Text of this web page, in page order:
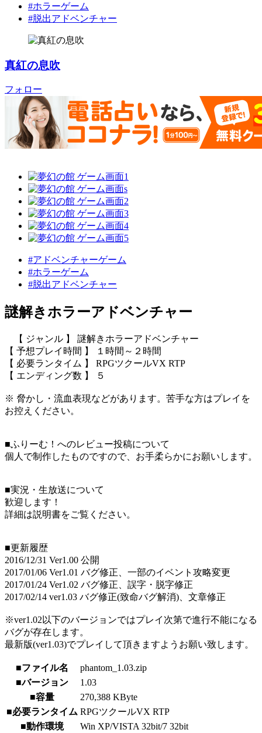
#ホラーゲーム
#脱出アドベンチャー
真紅の息吹
フォロー
#アドベンチャーゲーム
#ホラーゲーム
#脱出アドベンチャー
謎解きホラーアドベンチャー
【 ジャンル 】 謎解きホラーアドベンチャー
【 予想プレイ時間 】 １時間～２時間
【 必要ランタイム 】 RPGツクールVX RTP
【 エンディング数 】 ５
※ 脅かし・流血表現などがあります。苦手な方はプレイを
お控えください。
■ふりーむ！へのレビュー投稿について
個人で制作したものですので、お手柔らかにお願いします。
■実況・生放送について
歓迎します！
詳細は説明書をご覧ください。
■更新履歴
2016/12/31 Ver1.00 公開
2017/01/06 Ver1.01 バグ修正、一部のイベント攻略変更
2017/01/24 Ver1.02 バグ修正、誤字・脱字修正
2017/02/14 ver1.03 バグ修正(致命バグ解消)、文章修正
※ver1.02以下のバージョンではプレイ次第で進行不能になる
バグが存在します。
最新版(ver1.03)でプレイして頂きますようお願い致します。
■ファイル名
phantom_1.03.zip
■バージョン
1.03
■容量
270,388 KByte
■必要ランタイム RPGツクールVX RTP
■動作環境
Win XP/VISTA 32bit/7 32bit